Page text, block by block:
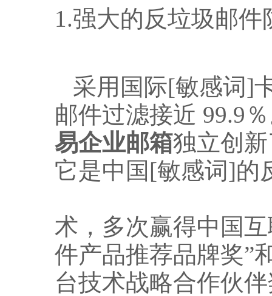
1.强大的反垃圾邮件
采用国际[敏感词]
邮件过滤接近 99.9
易企业邮箱独立创
它是中国[敏感词]的
术，多次赢得中国
件产品推荐品牌奖”
台技术战略合作伙